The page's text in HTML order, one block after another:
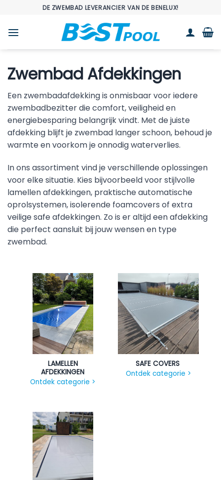
inhoud
DE ZWEMBAD LEVERANCIER VAN DE BENELUX!
Zwembad Afdekkingen
Een zwembadafdekking is onmisbaar voor iedere
zwembadbezitter die comfort, veiligheid en
energiebesparing belangrijk vindt. Met de juiste
afdekking blijft je zwembad langer schoon, behoud je
warmte en voorkom je onnodig waterverlies.
In ons assortiment vind je verschillende oplossingen
voor elke situatie. Kies bijvoorbeeld voor stijlvolle
lamellen afdekkingen, praktische automatische
oprolsystemen, isolerende foamcovers of extra
veilige safe afdekkingen. Zo is er altijd een afdekking
die perfect aansluit bij jouw wensen en type
zwembad.
LAMELLEN
AFDEKKINGEN
Ontdek categorie >
SAFE COVERS
Ontdek categorie >